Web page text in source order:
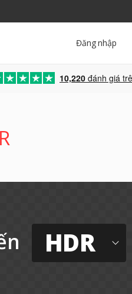
Đăng nhập
10,220 đánh giá
HDR